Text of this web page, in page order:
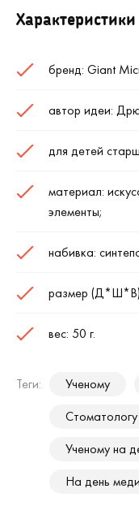
Характеристики
бренд: Giant
автор идеи:
для детей
материал:
элементы;
набивка:
размер
вес: 50 г.
Теги: Ученому
Ученому на
На день